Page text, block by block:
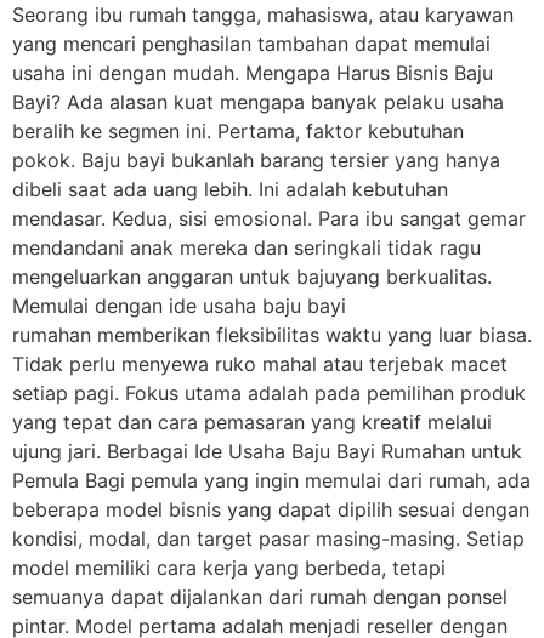
Seorang ibu rumah tangga, mahasiswa, atau karyawan
yang mencari penghasilan tambahan dapat memulai
usaha ini dengan mudah. Mengapa Harus Bisnis Baju
Bayi? Ada alasan kuat mengapa banyak pelaku usaha
beralih ke segmen ini. Pertama, faktor kebutuhan
pokok. Baju bayi bukanlah barang tersier yang hanya
dibeli saat ada uang lebih. Ini adalah kebutuhan
mendasar. Kedua, sisi emosional. Para ibu sangat gemar
mendandani anak mereka dan seringkali tidak ragu
mengeluarkan anggaran untuk bajuyang berkualitas.
Memulai dengan ide usaha baju bayi
rumahan memberikan fleksibilitas waktu yang luar biasa.
Tidak perlu menyewa ruko mahal atau terjebak macet
setiap pagi. Fokus utama adalah pada pemilihan produk
yang tepat dan cara pemasaran yang kreatif melalui
ujung jari. Berbagai Ide Usaha Baju Bayi Rumahan untuk
Pemula Bagi pemula yang ingin memulai dari rumah, ada
beberapa model bisnis yang dapat dipilih sesuai dengan
kondisi, modal, dan target pasar masing-masing. Setiap
model memiliki cara kerja yang berbeda, tetapi
semuanya dapat dijalankan dari rumah dengan ponsel
pintar. Model pertama adalah menjadi reseller dengan